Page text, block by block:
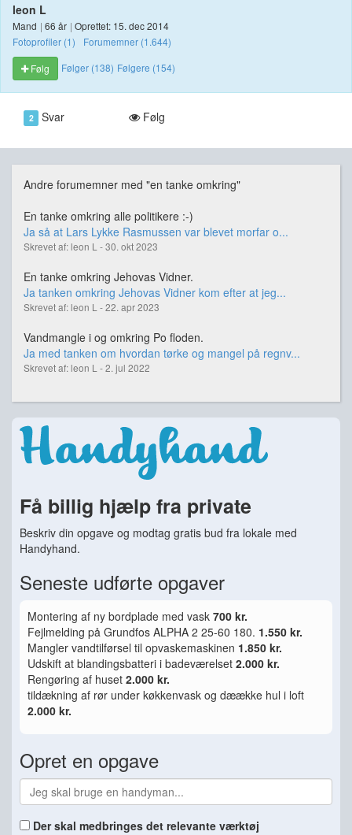
leon L
Mand | 66 år | Oprettet: 15. dec 2014
Fotoprofiler (1)
Forumemner (1.644)
Følg
Følger (138) Følgere (154)
2 Svar Følg
Andre forumemner med "en tanke omkring"
En tanke omkring alle politikere :-)
Ja så at Lars Lykke Rasmussen var blevet morfar o...
Skrevet af: leon L - 30. okt 2023
En tanke omkring Jehovas Vidner.
Ja tanken omkring Jehovas Vidner kom efter at jeg...
Skrevet af: leon L - 22. apr 2023
Vandmangle i og omkring Po floden.
Ja med tanken om hvordan tørke og mangel på regnv...
Skrevet af: leon L - 2. jul 2022
Få billig hjælp fra private
Beskriv din opgave og modtag gratis bud fra lokale med
Handyhand.
Seneste udførte opgaver
Montering af ny bordplade med vask 700 kr.
Fejlmelding på Grundfos ALPHA 2 25-60 180. 1.550 kr.
Mangler vandtilførsel til opvaskemaskinen 1.850 kr.
Udskift at blandingsbatteri i badeværelset 2.000 kr.
Rengøring af huset 2.000 kr.
tildækning af rør under køkkenvask og dæække hul i loft
2.000 kr.
Opret en opgave
Der skal medbringes det relevante værktøj